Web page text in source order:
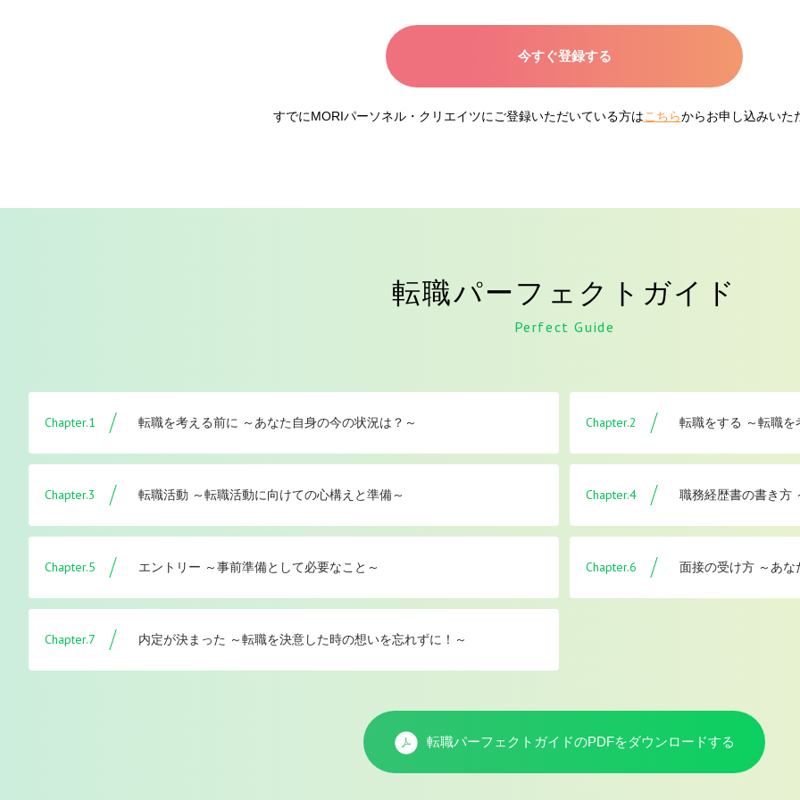
今すぐ登録する
すでにMORIパーソネル・クリエイツにご登録いただいている方はこちらからお申し込みいた
転職パーフェクトガイド
Perfect Guide
Chapter.1 転職を考える前に ～あなた自身の今の状況は？～ Chapter.2 転職をする ～転職を
Chapter.3 転職活動 ～転職活動に向けての心構えと準備～ Chapter.4 職務経歴書の書き方
Chapter.5 エントリー ～事前準備として必要なこと～ Chapter.6 面接の受け方 ～あな
Chapter.7 内定が決まった ～転職を決意した時の想いを忘れずに！～
転職パーフェクトガイドのPDFをダウンロードする